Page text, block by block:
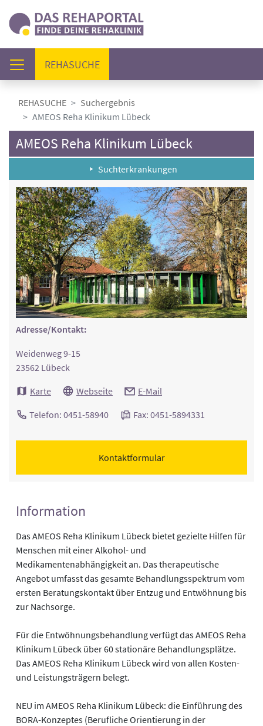
REHASUCHE(AKTUELL)
REHASUCHE
Suchergebnis
AMEOS Reha Klinikum Lübeck
AMEOS Reha Klinikum Lübeck
Suchterkrankungen
Adresse/Kontakt:
Weidenweg 9-15
23562 Lübeck
Karte
Webseite E-Mail
Telefon: 0451-58940 Fax: 0451-5894331
Kontaktformular
Information
Das AMEOS Reha Klinikum Lübeck bietet gezielte Hilfen für
Menschen mit einer Alkohol- und
Medikamentenabhängigkeit an. Das therapeutische
Angebot umfasst das gesamte Behandlungsspektrum vom
ersten Beratungskontakt über Entzug und Entwöhnung bis
zur Nachsorge.
Für die Entwöhnungsbehandlung verfügt das AMEOS Reha
Klinikum Lübeck über 60 stationäre Behandlungsplätze.
Das AMEOS Reha Klinikum Lübeck wird von allen Kosten-
und Leistungsträgern belegt.
NEU im AMEOS Reha Klinikum Lübeck: die Einführung des
BORA-Konzeptes (Berufliche Orientierung in der